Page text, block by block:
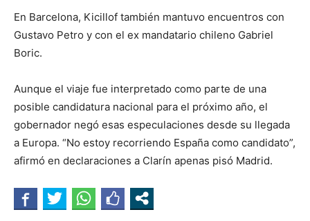
En Barcelona, Kicillof también mantuvo encuentros con
Gustavo Petro y con el ex mandatario chileno Gabriel
Boric.
Aunque el viaje fue interpretado como parte de una
posible candidatura nacional para el próximo año, el
gobernador negó esas especulaciones desde su llegada
a Europa. “No estoy recorriendo España como candidato”,
afirmó en declaraciones a Clarín apenas pisó Madrid.